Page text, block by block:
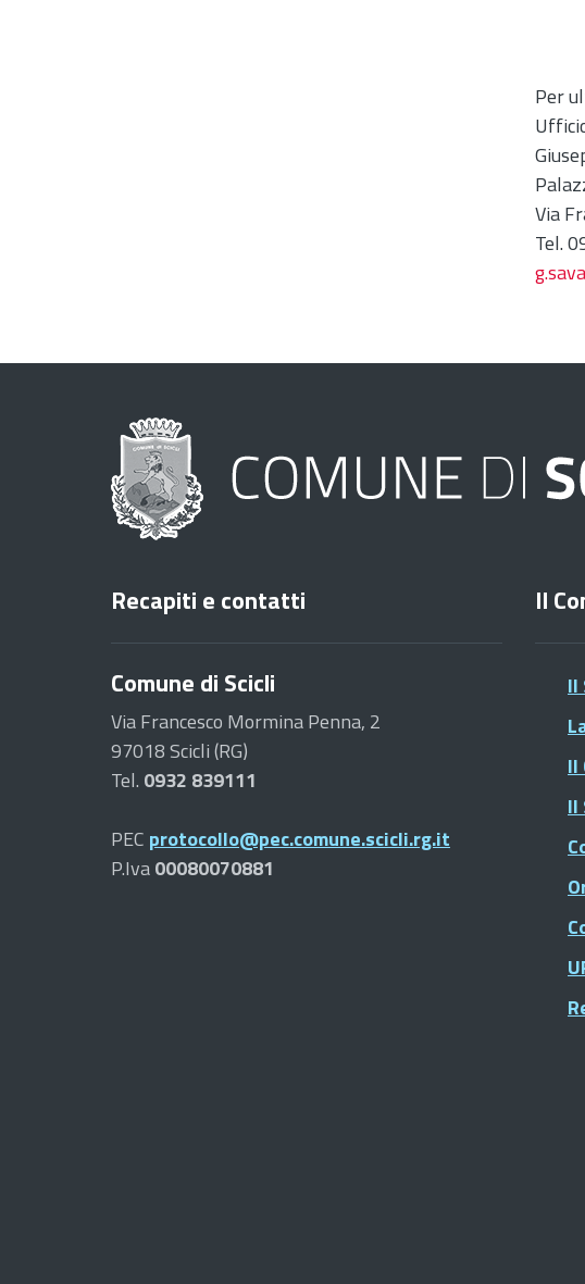
Per
Via
Tel.
Recapiti e contatti
Comune di Scicli
Via Francesco Mormina Penna, 2
97018 Scicli (RG)
Tel. 0932 839111
PEC protocollo@pec.comune.scicli.rg.it
P.Iva00080070881
Il
Il
Il
Il